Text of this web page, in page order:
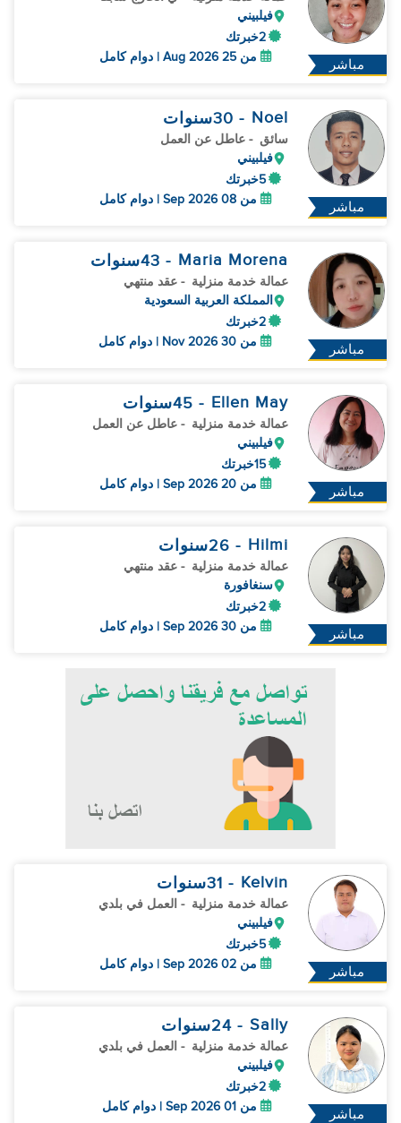
مباشر
فيلبيني
2خبرتك
من 25 Aug 2026 | دوام كامل
مباشر
Noel
- 30 سنوات
سائق - عاطل عن العمل
فيلبيني
5خبرتك
من 08 Sep 2026 | دوام كامل
مباشر
Maria Morena
- 43 سنوات
عمالة خدمة منزلية - عقد منتهي
المملكة العربية السعودية
2خبرتك
من 30 Nov 2026 | دوام كامل
مباشر
Ellen May
- 45 سنوات
عمالة خدمة منزلية - عاطل عن العمل
فيلبيني
15خبرتك
من 20 Sep 2026 | دوام كامل
مباشر
Hilmi
- 26 سنوات
عمالة خدمة منزلية - عقد منتهي
سنغافورة
2خبرتك
من 30 Sep 2026 | دوام كامل
مباشر
Kelvin
- 31 سنوات
عمالة خدمة منزلية - العمل في بلدي
فيلبيني
5خبرتك
من 02 Sep 2026 | دوام كامل
مباشر
Sally
- 24 سنوات
عمالة خدمة منزلية - العمل في بلدي
فيلبيني
2خبرتك
من 01 Sep 2026 | دوام كامل